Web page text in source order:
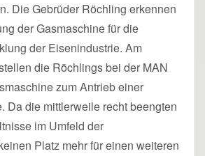
Die Gebrüder Röchling erkennen
der Gasmaschine für die
der Eisenindustrie. Am
die Röchlings bei der MAN
zum Antrieb einer
Da die mittlerweile recht beengten
im Umfeld der
Platz mehr für einen weiteren